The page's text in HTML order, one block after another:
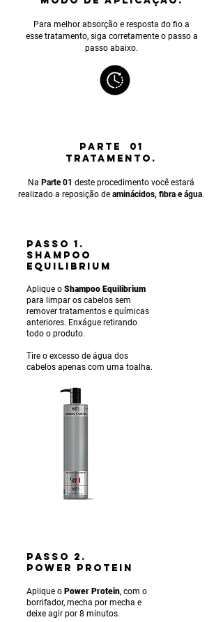
Para melhor absorção e resposta do fio a
esse tratamento, siga corretamente o passo a
passo abaixo.
PARTE 01
TRATAMENTO.
Na Parte 01 deste procedimento você estará
realizado a reposição de aminácidos, fibra e água.
PASSO 1.
SHAMPOO
EQUILIBRIUM
Aplique o Shampoo Equilibrium
para limpar os cabelos sem
remover tratamentos e químicas
anteriores. Enxágue retirando
todo o produto.
Tire o excesso de água dos
cabelos apenas com uma toalha.
PASSO 2.
POWER PROTEIN
Aplique o Power Protein, com o
borrifador, mecha por mecha e
deixe agir por 8 minutos.